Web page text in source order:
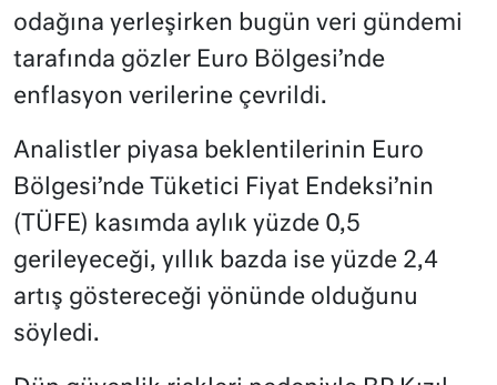
odağına yerleşirken bugün veri gündemi
tarafında gözler Euro Bölgesi’nde
enflasyon verilerine çevrildi.
Analistler piyasa beklentilerinin Euro
Bölgesi’nde Tüketici Fiyat Endeksi’nin
(TÜFE) kasımda aylık yüzde 0,5
gerileyeceği, yıllık bazda ise yüzde 2,4
artış göstereceği yönünde olduğunu
söyledi.